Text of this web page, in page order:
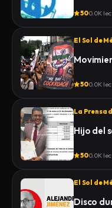
500.0K
El Sol de
500.0K
La Prensa
Hijo del
500.0K
El Sol de
Disco